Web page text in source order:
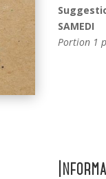
SAMEDI
Portion 1